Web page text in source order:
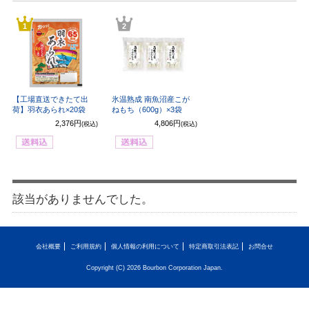
1
【工場直送できたて出
荷】羽衣あられ×20袋
2,376円 (税込)
2
氷温熟成 南魚沼産こが
ねもち（600g）×3袋
4,806円 (税込)
該当がありませんでした。
会社概要 ご利用規約 個人情報の利用について 特定商取引法表記 お問合せ
Copyright (C) 2026 Bourbon Corporation Japan.